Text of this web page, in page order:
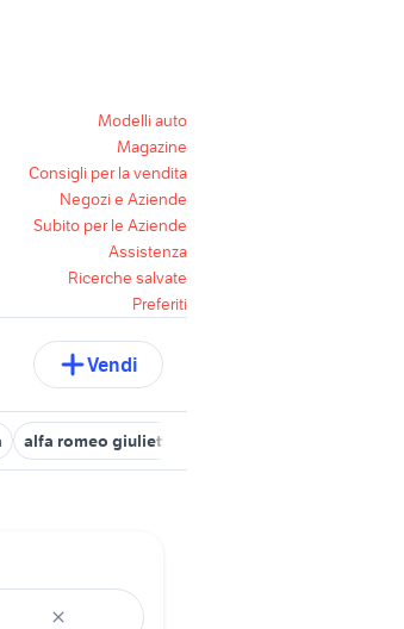
Modelli auto
Magazine
Consigli per la vendita
Negozi e Aziende
Subito per le Aziende
Assistenza
Ricerche salvate
Preferiti
Vendi
alfa romeo giulietta Campania